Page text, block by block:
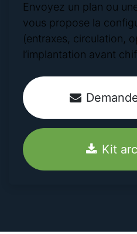
Envoyez un plan ou
vous propose la
(entraxes, circulation,
l’implantation avant
Kit